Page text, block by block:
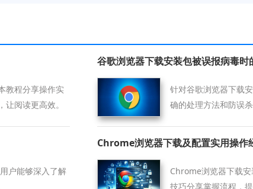
教程分享操作实
阅读更高效。
谷歌浏览器下载安装包被误报病毒时
针对谷歌浏览器下载
确的处理方法和防误
户能够深入了解
Chrome浏览器下载及配置实用操作
Chrome浏览器下载
技巧分享掌握流程，